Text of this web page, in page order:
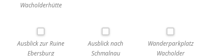
Wacholderhütte
Ausblick zur Ruine
Ebersburg
Ausblick nach
Schmalnau
Wanderparkplatz
Wacholder